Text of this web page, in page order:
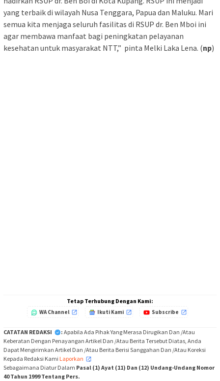
yang terbaik di wilayah Nusa Tenggara, Papua dan Maluku. Mari
semua kita menjaga seluruh fasilitas di RSUP dr. Ben Mboi ini
agar membawa manfaat bagi peningkatan pelayanan
kesehatan untuk masyarakat NTT,” pinta Melki Laka Lena. (np)
Tetap Terhubung Dengan Kami:
WA Channel Ikuti Kami Subscribe
CATATAN REDAKSI : Apabila Ada Pihak Yang Merasa Dirugikan Dan /Atau
Keberatan Dengan Penayangan Artikel Dan /Atau Berita Tersebut Diatas, Anda
Dapat Mengirimkan Artikel Dan /Atau Berita Berisi Sanggahan Dan /Atau Koreksi
Kepada Redaksi Kami Laporkan
,
Sebagaimana Diatur Dalam Pasal (1) Ayat (11) Dan (12) Undang-Undang Nomor
40 Tahun 1999 Tentang Pers.